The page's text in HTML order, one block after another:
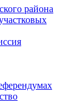
района